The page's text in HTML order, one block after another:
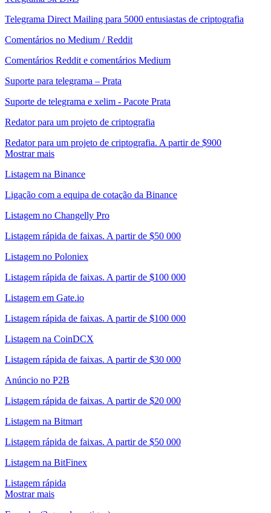
Telegrama Direct Mailing para 5000 entusiastas de criptografia
Comentários no Medium / Reddit
Comentários Reddit e comentários Medium
Suporte para telegrama – Prata
Suporte de telegrama e xelim - Pacote Prata
Redator para um projeto de criptografia
Redator para um projeto de criptografia. A partir de $900
Mostrar mais
Listagem na Binance
Ligação com a equipa de cotação da Binance
Listagem no Changelly Pro
Listagem rápida de faixas. A partir de $50 000
Listagem no Poloniex
Listagem rápida de faixas. A partir de $100 000
Listagem em Gate.io
Listagem rápida de faixas. A partir de $100 000
Listagem na CoinDCX
Listagem rápida de faixas. A partir de $30 000
Anúncio no P2B
Listagem rápida de faixas. A partir de $20 000
Listagem na Bitmart
Listagem rápida de faixas. A partir de $50 000
Listagem na BitFinex
Listagem rápida
Mostrar mais